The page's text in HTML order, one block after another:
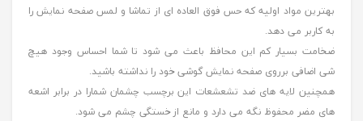
بهترین مواد اولیه که حس فوق العاده ای از تماشا و لمس صفحه نمایش را
به کاربر می دهد.
ضخامت بسیار کم این محافظ باعث می شود تا شما احساس وجود هیچ
شی اضافی برروی صفحه نمایش گوشی خود را نداشته باشید.
همچنین لایه های ضد تشعشعات این برچسب چشمان شمارا در برابر اشعه
های مضر محفوظ نگه می دارد و مانع از خستگی چشم می شود.